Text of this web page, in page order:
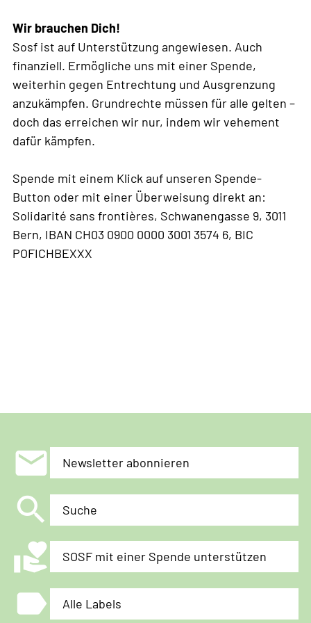
Wir brauchen Dich!
Sosf ist auf Unterstützung angewiesen. Auch
finanziell. Ermögliche uns mit einer Spende,
weiterhin gegen Entrechtung und Ausgrenzung
anzukämpfen. Grundrechte müssen für alle gelten –
doch das erreichen wir nur, indem wir vehement
dafür kämpfen.
Spende mit einem Klick auf unseren Spende-
Button oder mit einer Überweisung direkt an:
Solidarité sans frontières, Schwanengasse 9, 3011
Bern, IBAN CH03 0900 0000 3001 3574 6, BIC
POFICHBEXXX
mail Newsletter abonnieren
search Suche
volunteer_activism SOSF mit einer Spende unterstützen
label Alle Labels